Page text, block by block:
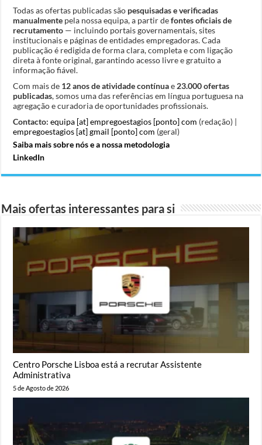
Todas as ofertas publicadas são pesquisadas e verificadas
manualmente pela nossa equipa, a partir defontes oficiais de
recrutamento — incluindo portais governamentais, sites
institucionais e páginas de entidades empregadoras. Cada
publicação é redigida de forma clara, completa e com ligação
direta à fonte original, garantindo acesso livre e gratuito a
informação fiável.
Com mais de 12 anos de atividade contínuae 23.000 ofertas
publicadas, somos uma das referências em língua portuguesa na
agregação e curadoria de oportunidades profissionais.
Contacto: equipa [at] empregoestagios [ponto] com (redação) |
empregoestagios [at] gmail [ponto] com (geral)
Saiba mais sobre nós e a nossa metodologia
LinkedIn
Mais ofertas interessantes para si
Centro Porsche Lisboa está a recrutar Assistente
Administrativa
5 de Agosto de 2026